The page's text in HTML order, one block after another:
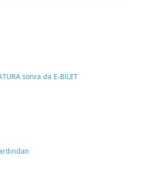
sonra da E-BİLET